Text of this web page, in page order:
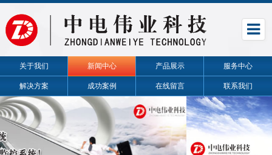
关于我们 新闻中心 产品展示 服务中心
解决方案 成功案例 在线留言 联系我们